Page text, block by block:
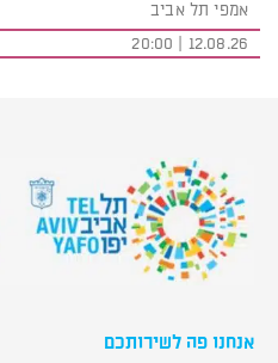
אמפי תל אביב
12.08.26 | 20:00
אנחנו פה לשירותכם